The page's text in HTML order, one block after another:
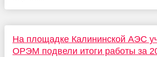
На площадке Калининской АЭС
ОРЭМ подвели итоги работы за